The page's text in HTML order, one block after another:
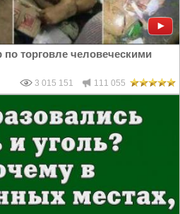
торговле человеческими
3 015 151 111 055